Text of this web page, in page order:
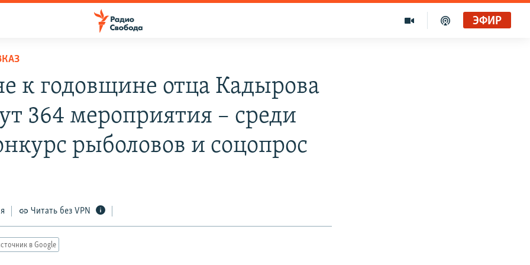
ЭФИР
к годовщине отца Кадырова
364 мероприятия – среди
рыболовов и соцопрос
Читать без VPN
в Google